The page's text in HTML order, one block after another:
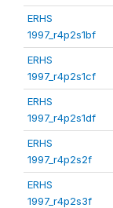
ERHS
1997_r4p2s1bf
ERHS
1997_r4p2s1cf
ERHS
1997_r4p2s1df
ERHS
1997_r4p2s2f
ERHS
1997_r4p2s3f